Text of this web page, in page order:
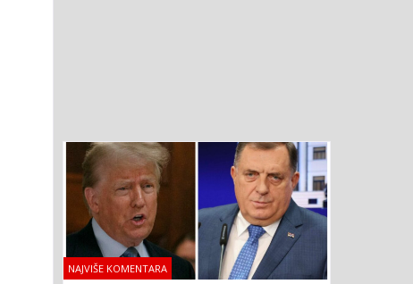
NAJVIŠE KOMENTARA